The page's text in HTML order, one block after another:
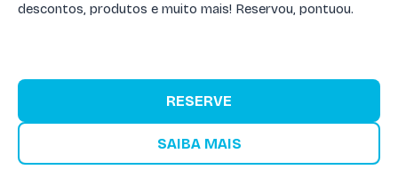
descontos, produtos e muito mais! Reservou, pontuou.
RESERVE
SAIBA MAIS